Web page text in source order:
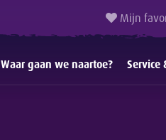
Mijn
Waar gaan we naartoe? Service